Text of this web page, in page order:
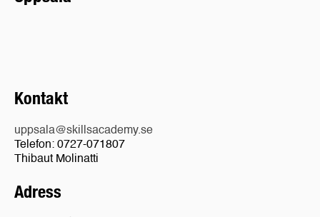
Kontakt
uppsala@skillsacademy.se
Telefon: 0727-071807
Thibaut Molinatti
Adress